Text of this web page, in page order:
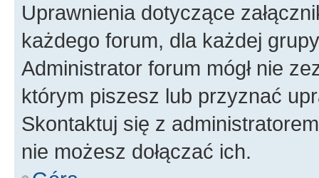
Uprawnienia dotyczące
każdego forum, dla każdej
Administrator forum mógł nie
którym piszesz lub przyznać
Skontaktuj się z
nie możesz dołączać ich.